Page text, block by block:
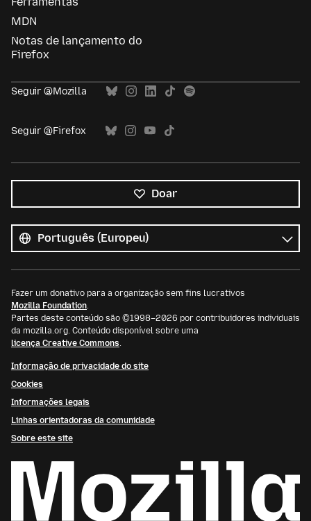
MDN
Notas de lançamento do
Firefox
Seguir @Mozilla
Seguir @Firefox
Doar
os
idiomas
Idioma
Fazer um donativo para a organização sem fins lucrativos
Mozilla Foundation.
Partes deste conteúdo são ©1998–2026 por contribuidores individuais
da mozilla.org. Conteúdo disponível sobre uma
licença Creative Commons.
Informação de privacidade do site
Cookies
Informações legais
Linhas orientadoras da comunidade
Sobre este site